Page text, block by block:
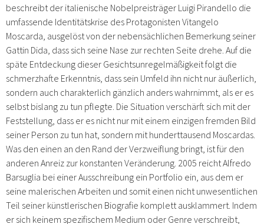
beschreibt der italienische Nobelpreisträger Luigi Pirandello die
umfassende Identitätskrise des Protagonisten Vitangelo
Moscarda, ausgelöst von der nebensächlichen Bemerkung seiner
Gattin Dida, dass sich seine Nase zur rechten Seite drehe. Auf die
späte Entdeckung dieser Gesichtsunregelmäßigkeit folgt die
schmerzhafte Erkenntnis, dass sein Umfeld ihn nicht nur äußerlich,
sondern auch charakterlich gänzlich anders wahrnimmt, als er es
selbst bislang zu tun pflegte. Die Situation verschärft sich mit der
Feststellung, dass er es nicht nur mit einem einzigen fremden Bild
seiner Person zu tun hat, sondern mit hunderttausend Moscardas.
Was den einen an den Rand der Verzweiflung bringt, ist für den
anderen Anreiz zur konstanten Veränderung. 2005 reicht Alfredo
Barsuglia bei einer Ausschreibung ein Portfolio ein, aus dem er
seine malerischen Arbeiten und somit einen nicht unwesentlichen
Teil seiner künstlerischen Biografie komplett ausklammert. Indem
er sich keinem spezifischem Medium oder Genre verschreibt,